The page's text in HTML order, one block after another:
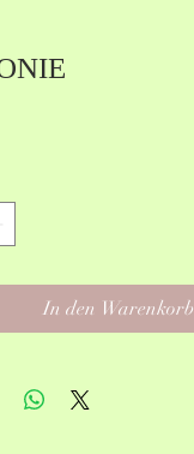
In den Warenkorb